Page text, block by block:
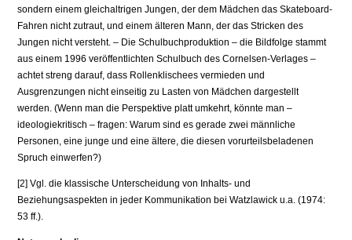
sondern einem gleichaltrigen Jungen, der dem Mädchen das Skateboard-
Fahren nicht zutraut, und einem älteren Mann, der das Stricken des
Jungen nicht versteht. – Die Schulbuchproduktion – die Bildfolge stammt
aus einem 1996 veröffentlichten Schulbuch des Cornelsen-Verlages –
achtet streng darauf, dass Rollenklischees vermieden und
Ausgrenzungen nicht einseitig zu Lasten von Mädchen dargestellt
werden. (Wenn man die Perspektive platt umkehrt, könnte man –
ideologiekritisch – fragen: Warum sind es gerade zwei männliche
Personen, eine junge und eine ältere, die diesen vorurteilsbeladenen
Spruch einwerfen?)
[2] Vgl. die klassische Unterscheidung von Inhalts- und
Beziehungsaspekten in jeder Kommunikation bei Watzlawick u.a. (1974:
53 ff.).